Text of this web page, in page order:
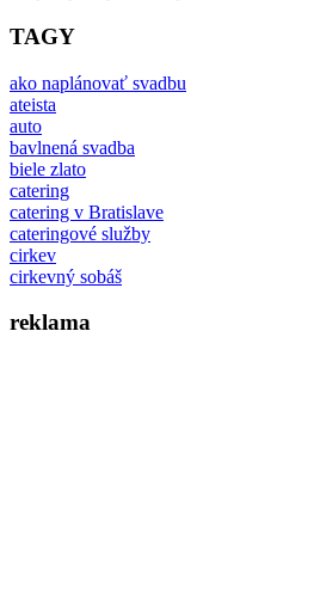
TAGY
ako naplánovať svadbu
ateista
auto
bavlnená svadba
biele zlato
catering
catering v Bratislave
cateringové služby
cirkev
cirkevný sobáš
reklama